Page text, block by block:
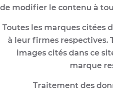
de modifier le contenu à
Toutes les marques citées
à leur firmes respectives.
images cités dans ce
marque
Traitement des